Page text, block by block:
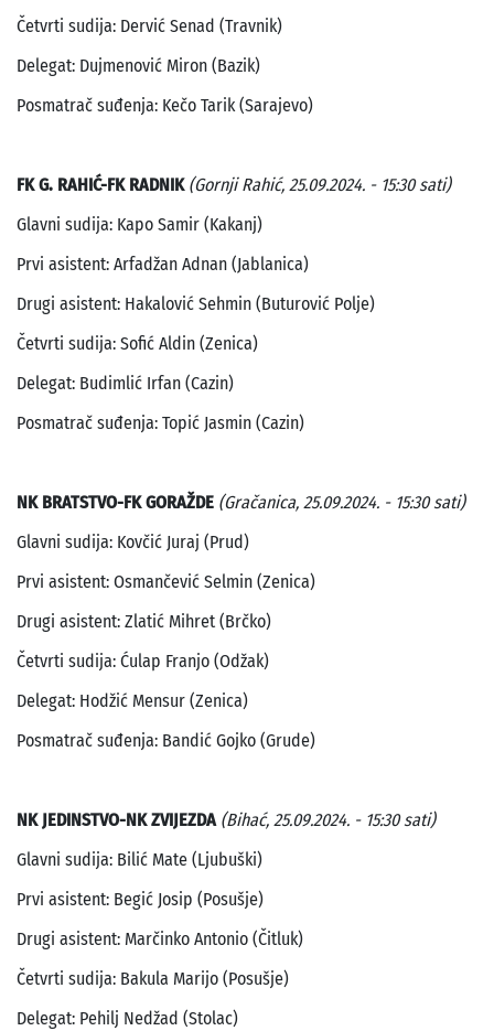
Četvrti sudija: Dervić Senad (Travnik)
Delegat: Dujmenović Miron (Bazik)
Posmatrač suđenja: Kečo Tarik (Sarajevo)
FK G. RAHIĆ-FK RADNIK (Gornji Rahić, 25.09.2024. - 15:30 sati)
Glavni sudija: Kapo Samir (Kakanj)
Prvi asistent: Arfadžan Adnan (Jablanica)
Drugi asistent: Hakalović Sehmin (Buturović Polje)
Četvrti sudija: Sofić Aldin (Zenica)
Delegat: Budimlić Irfan (Cazin)
Posmatrač suđenja: Topić Jasmin (Cazin)
NK BRATSTVO-FK GORAŽDE (Gračanica, 25.09.2024. - 15:30 sati)
Glavni sudija: Kovčić Juraj (Prud)
Prvi asistent: Osmančević Selmin (Zenica)
Drugi asistent: Zlatić Mihret (Brčko)
Četvrti sudija: Ćulap Franjo (Odžak)
Delegat: Hodžić Mensur (Zenica)
Posmatrač suđenja: Bandić Gojko (Grude)
NK JEDINSTVO-NK ZVIJEZDA (Bihać, 25.09.2024. - 15:30 sati)
Glavni sudija: Bilić Mate (Ljubuški)
Prvi asistent: Begić Josip (Posušje)
Drugi asistent: Marčinko Antonio (Čitluk)
Četvrti sudija: Bakula Marijo (Posušje)
Delegat: Pehilj Nedžad (Stolac)